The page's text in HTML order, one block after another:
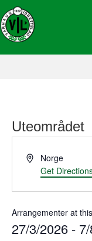
Uteområdet
A
r
e
s
Norge
Get
Arrangementer at
27/3/2026 -